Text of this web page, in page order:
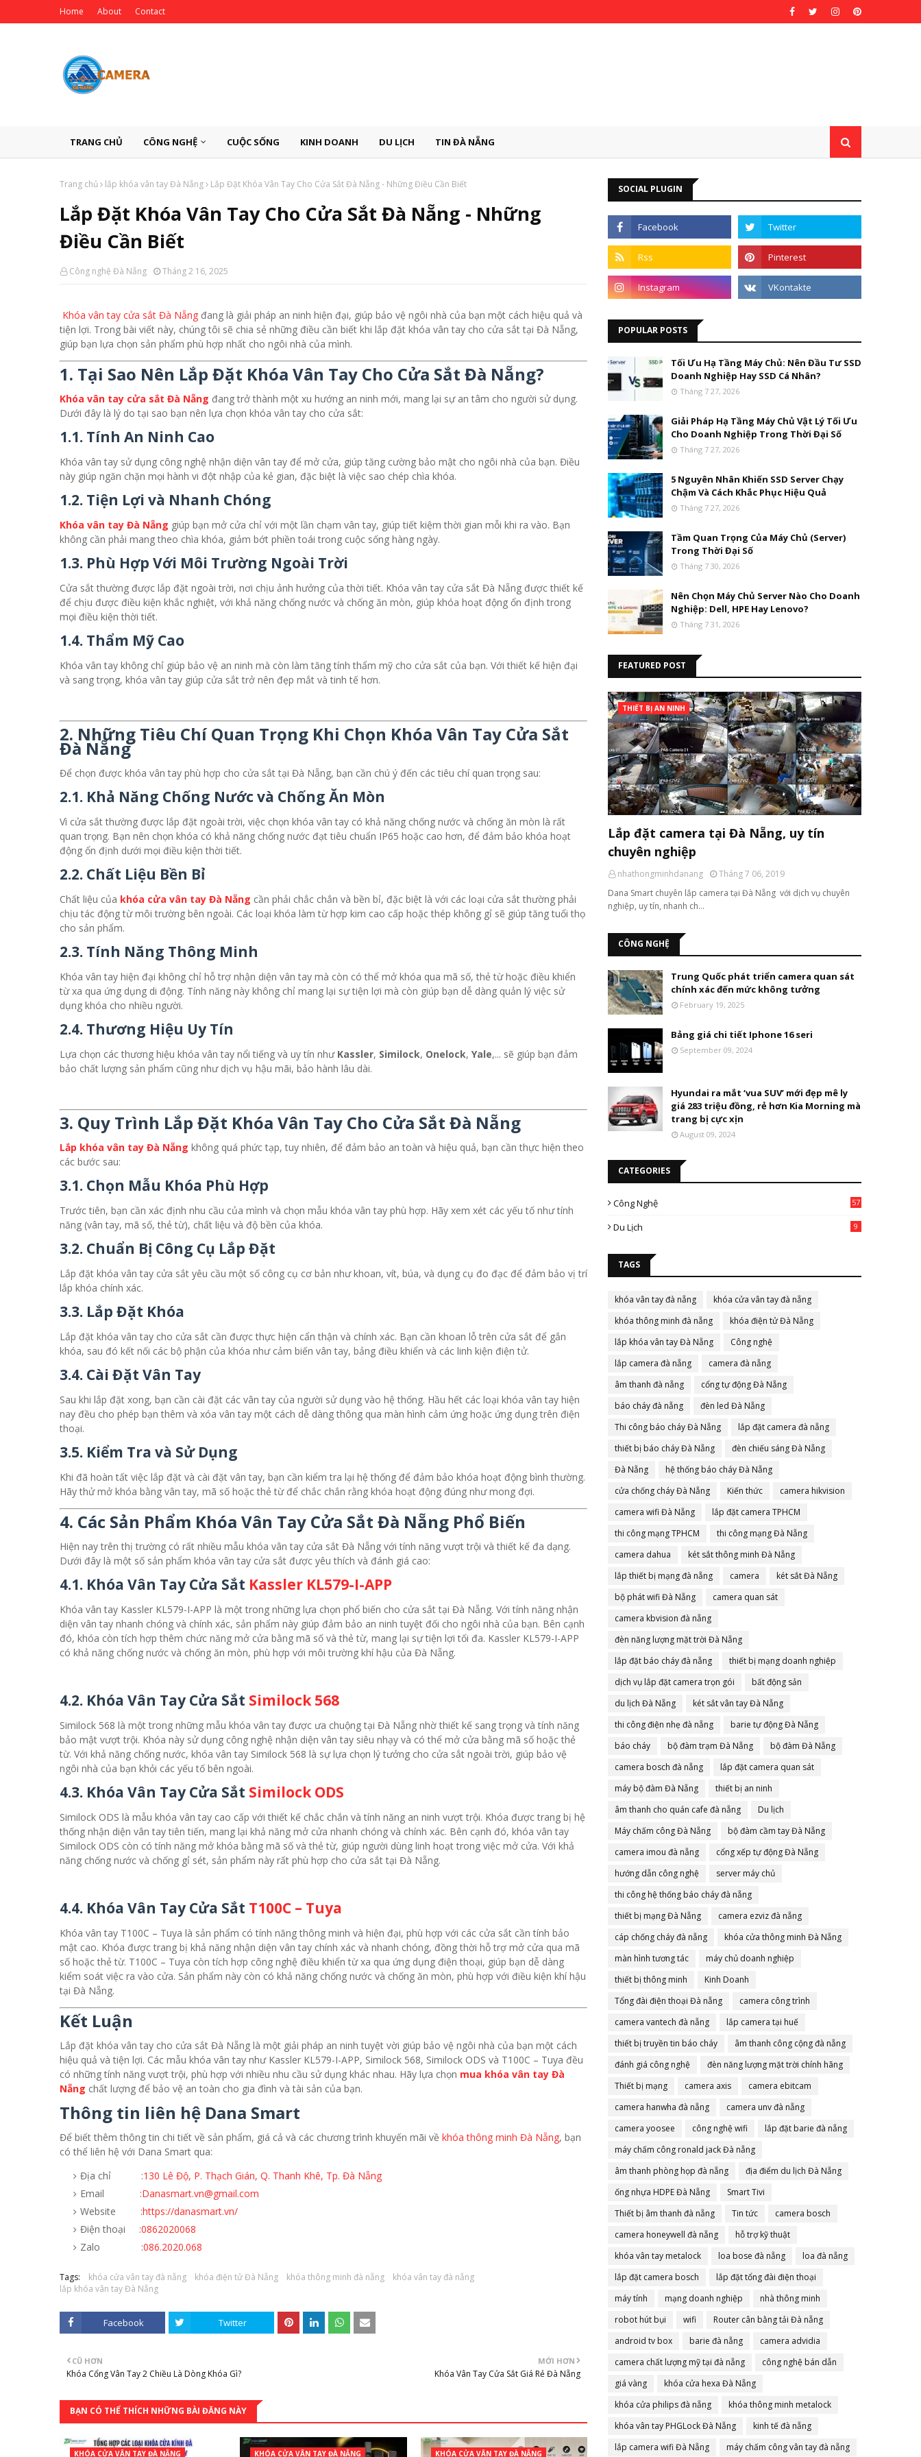
Home About Contact
TRANG CHỦ CÔNG NGHỆ CUỘC SỐNG KINH DOANH DU LỊCH TIN ĐÀ NẴNG
Trang chủ lắp khóa vân tay Đà Nẵng Lắp Đặt Khóa Vân Tay Cho Cửa Sắt Đà Nẵng - Những Điều Cần Biết
Lắp Đặt Khóa Vân Tay Cho Cửa Sắt Đà Nẵng - Những
Điều Cần Biết
Công nghệ Đà Nẵng Tháng 2 16, 2025
Khóa vân tay cửa sắt Đà Nẵng đang là giải pháp an ninh hiện đại, giúp bảo vệ ngôi nhà của bạn một cách hiệu quả và
tiện lợi. Trong bài viết này, chúng tôi sẽ chia sẻ những điều cần biết khi lắp đặt khóa vân tay cho cửa sắt tại Đà Nẵng,
giúp bạn lựa chọn sản phẩm phù hợp nhất cho ngôi nhà của mình.
1. Tại Sao Nên Lắp Đặt Khóa Vân Tay Cho Cửa Sắt Đà Nẵng?
Khóa vân tay cửa sắt Đà Nẵng đang trở thành một xu hướng an ninh mới, mang lại sự an tâm cho người sử dụng.
Dưới đây là lý do tại sao bạn nên lựa chọn khóa vân tay cho cửa sắt:
1.1. Tính An Ninh Cao
Khóa vân tay sử dụng công nghệ nhận diện vân tay để mở cửa, giúp tăng cường bảo mật cho ngôi nhà của bạn. Điều
này giúp ngăn chặn mọi hành vi đột nhập của kẻ gian, đặc biệt là việc sao chép chìa khóa.
1.2. Tiện Lợi và Nhanh Chóng
Khóa vân tay Đà Nẵng giúp bạn mở cửa chỉ với một lần chạm vân tay, giúp tiết kiệm thời gian mỗi khi ra vào. Bạn
không cần phải mang theo chìa khóa, giảm bớt phiền toái trong cuộc sống hàng ngày.
1.3. Phù Hợp Với Môi Trường Ngoài Trời
Cửa sắt thường được lắp đặt ngoài trời, nơi chịu ảnh hưởng của thời tiết. Khóa vân tay cửa sắt Đà Nẵng được thiết kế
để chịu được điều kiện khắc nghiệt, với khả năng chống nước và chống ăn mòn, giúp khóa hoạt động ổn định trong
mọi điều kiện thời tiết.
1.4. Thẩm Mỹ Cao
Khóa vân tay không chỉ giúp bảo vệ an ninh mà còn làm tăng tính thẩm mỹ cho cửa sắt của bạn. Với thiết kế hiện đại
và sang trọng, khóa vân tay giúp cửa sắt trở nên đẹp mắt và tinh tế hơn.
2. Những Tiêu Chí Quan Trọng Khi Chọn Khóa Vân Tay Cửa Sắt
Đà Nẵng
Để chọn được khóa vân tay phù hợp cho cửa sắt tại Đà Nẵng, bạn cần chú ý đến các tiêu chí quan trọng sau:
2.1. Khả Năng Chống Nước và Chống Ăn Mòn
Vì cửa sắt thường được lắp đặt ngoài trời, việc chọn khóa vân tay có khả năng chống nước và chống ăn mòn là rất
quan trọng. Bạn nên chọn khóa có khả năng chống nước đạt tiêu chuẩn IP65 hoặc cao hơn, để đảm bảo khóa hoạt
động ổn định dưới mọi điều kiện thời tiết.
2.2. Chất Liệu Bền Bỉ
Chất liệu của khóa cửa vân tay Đà Nẵng cần phải chắc chắn và bền bỉ, đặc biệt là với các loại cửa sắt thường phải
chịu tác động từ môi trường bên ngoài. Các loại khóa làm từ hợp kim cao cấp hoặc thép không gỉ sẽ giúp tăng tuổi thọ
cho sản phẩm.
2.3. Tính Năng Thông Minh
Khóa vân tay hiện đại không chỉ hỗ trợ nhận diện vân tay mà còn có thể mở khóa qua mã số, thẻ từ hoặc điều khiển
từ xa qua ứng dụng di động. Tính năng này không chỉ mang lại sự tiện lợi mà còn giúp bạn dễ dàng quản lý việc sử
dụng khóa cho nhiều người.
2.4. Thương Hiệu Uy Tín
Lựa chọn các thương hiệu khóa vân tay nổi tiếng và uy tín như Kassler, Similock, Onelock, Yale,... sẽ giúp bạn đảm
bảo chất lượng sản phẩm cũng như dịch vụ hậu mãi, bảo hành lâu dài.
3. Quy Trình Lắp Đặt Khóa Vân Tay Cho Cửa Sắt Đà Nẵng
Lắp khóa vân tay Đà Nẵng không quá phức tạp, tuy nhiên, để đảm bảo an toàn và hiệu quả, bạn cần thực hiện theo
các bước sau:
3.1. Chọn Mẫu Khóa Phù Hợp
Trước tiên, bạn cần xác định nhu cầu của mình và chọn mẫu khóa vân tay phù hợp. Hãy xem xét các yếu tố như tính
năng (vân tay, mã số, thẻ từ), chất liệu và độ bền của khóa.
3.2. Chuẩn Bị Công Cụ Lắp Đặt
Lắp đặt khóa vân tay cửa sắt yêu cầu một số công cụ cơ bản như khoan, vít, búa, và dụng cụ đo đạc để đảm bảo vị trí
lắp khóa chính xác.
3.3. Lắp Đặt Khóa
Lắp đặt khóa vân tay cho cửa sắt cần được thực hiện cẩn thận và chính xác. Bạn cần khoan lỗ trên cửa sắt để gắn
khóa, sau đó kết nối các bộ phận của khóa như cảm biến vân tay, bảng điều khiển và các linh kiện điện tử.
3.4. Cài Đặt Vân Tay
Sau khi lắp đặt xong, bạn cần cài đặt các vân tay của người sử dụng vào hệ thống. Hầu hết các loại khóa vân tay hiện
nay đều cho phép bạn thêm và xóa vân tay một cách dễ dàng thông qua màn hình cảm ứng hoặc ứng dụng trên điện
thoại.
3.5. Kiểm Tra và Sử Dụng
Khi đã hoàn tất việc lắp đặt và cài đặt vân tay, bạn cần kiểm tra lại hệ thống để đảm bảo khóa hoạt động bình thường.
Hãy thử mở khóa bằng vân tay, mã số hoặc thẻ từ để chắc chắn rằng khóa hoạt động đúng như mong đợi.
4. Các Sản Phẩm Khóa Vân Tay Cửa Sắt Đà Nẵng Phổ Biến
Hiện nay trên thị trường có rất nhiều mẫu khóa vân tay cửa sắt Đà Nẵng với tính năng vượt trội và thiết kế đa dạng.
Dưới đây là một số sản phẩm khóa vân tay cửa sắt được yêu thích và đánh giá cao:
4.1. Khóa Vân Tay Cửa Sắt Kassler KL579-I-APP
Khóa vân tay Kassler KL579-I-APP là một trong những lựa chọn phổ biến cho cửa sắt tại Đà Nẵng. Với tính năng nhận
diện vân tay nhanh chóng và chính xác, sản phẩm này giúp đảm bảo an ninh tuyệt đối cho ngôi nhà của bạn. Bên cạnh
đó, khóa còn tích hợp thêm chức năng mở cửa bằng mã số và thẻ từ, mang lại sự tiện lợi tối đa. Kassler KL579-I-APP
có khả năng chống nước và chống ăn mòn, phù hợp với môi trường khí hậu của Đà Nẵng.
4.2. Khóa Vân Tay Cửa Sắt Similock 568
Similock 568 là một trong những mẫu khóa vân tay được ưa chuộng tại Đà Nẵng nhờ thiết kế sang trọng và tính năng
bảo mật vượt trội. Khóa này sử dụng công nghệ nhận diện vân tay siêu nhạy và có thể mở cửa bằng mã số hoặc thẻ
từ. Với khả năng chống nước, khóa vân tay Similock 568 là sự lựa chọn lý tưởng cho cửa sắt ngoài trời, giúp bảo vệ
ngôi nhà của bạn khỏi các yếu tố bên ngoài.
4.3. Khóa Vân Tay Cửa Sắt Similock ODS
Similock ODS là mẫu khóa vân tay cao cấp với thiết kế chắc chắn và tính năng an ninh vượt trội. Khóa được trang bị hệ
thống nhận diện vân tay tiên tiến, mang lại khả năng mở cửa nhanh chóng và chính xác. Bên cạnh đó, khóa vân tay
Similock ODS còn có tính năng mở khóa bằng mã số và thẻ từ, giúp người dùng linh hoạt trong việc mở cửa. Với khả
năng chống nước và chống gỉ sét, sản phẩm này rất phù hợp cho cửa sắt tại Đà Nẵng.
4.4. Khóa Vân Tay Cửa Sắt T100C – Tuya
Khóa vân tay T100C – Tuya là sản phẩm có tính năng thông minh và hiện đại, phù hợp với các cửa sắt cần tính bảo
mật cao. Khóa được trang bị khả năng nhận diện vân tay chính xác và nhanh chóng, đồng thời hỗ trợ mở cửa qua mã
số hoặc thẻ từ. T100C – Tuya còn tích hợp công nghệ điều khiển từ xa qua ứng dụng điện thoại, giúp bạn dễ dàng
kiểm soát việc ra vào cửa. Sản phẩm này còn có khả năng chống nước và chống ăn mòn, phù hợp với điều kiện khí hậu
tại Đà Nẵng.
Kết Luận
Lắp đặt khóa vân tay cho cửa sắt Đà Nẵng là một giải pháp an ninh tuyệt vời giúp bảo vệ ngôi nhà của bạn một cách
hiệu quả và tiện lợi. Các mẫu khóa vân tay như Kassler KL579-I-APP, Similock 568, Similock ODS và T100C – Tuya đều
có những tính năng vượt trội, phù hợp với nhiều nhu cầu sử dụng khác nhau. Hãy lựa chọn mua khóa vân tay Đà
Nẵng chất lượng để bảo vệ an toàn cho gia đình và tài sản của bạn.
Thông tin liên hệ Dana Smart
Để biết thêm thông tin chi tiết về sản phẩm, giá cả và các chương trình khuyến mãi về khóa thông minh Đà Nẵng, bạn
có thể liên hệ với Dana Smart qua:
Địa chỉ :130 Lê Độ, P. Thạch Gián, Q. Thanh Khê, Tp. Đà Nẵng
Email :Danasmart.vn@gmail.com
Website :https://danasmart.vn/
Điện thoại :0862020068
Zalo :086.2020.068
Tags: khóa cửa vân tay đà nẵng khóa điện tử Đà Nẵng khóa thông minh đà nẵng
khóa vân tay đà nẵng
lắp khóa vân tay Đà Nẵng
Facebook Twitter
MỚI HƠN
Khóa Vân Tay Cửa Sắt Giá Rẻ Đà Nẵng
CŨ HƠN
Khóa Cổng Vân Tay 2 Chiều Là Dòng Khóa Gì?
BẠN CÓ THỂ THÍCH NHỮNG BÀI ĐĂNG NÀY
KHÓA CỬA VÂN TAY ĐÀ NẴNG KHÓA CỬA VÂN TAY ĐÀ NẴNG KHÓA CỬA VÂN TAY ĐÀ NẴNG
SOCIAL PLUGIN
POPULAR POSTS
Tối Ưu Hạ Tầng Máy Chủ: Nên Đầu Tư SSD
Doanh Nghiệp Hay SSD Cá Nhân?
Tháng 7 27, 2026
Giải Pháp Hạ Tầng Máy Chủ Vật Lý Tối Ưu
Cho Doanh Nghiệp Trong Thời Đại Số
Tháng 7 27, 2026
5 Nguyên Nhân Khiến SSD Server Chạy
Chậm Và Cách Khắc Phục Hiệu Quả
Tháng 7 27, 2026
Tầm Quan Trọng Của Máy Chủ (Server)
Trong Thời Đại Số
Tháng 7 30, 2026
Nên Chọn Máy Chủ Server Nào Cho Doanh
Nghiệp: Dell, HPE Hay Lenovo?
Tháng 7 31, 2026
FEATURED POST
THIẾT BỊ AN NINH
Lắp đặt camera tại Đà Nẵng, uy tín
chuyên nghiệp
nhathongminhdanang
Tháng 7 06, 2019
Dana Smart chuyên lắp camera tại Đà Nẵng với dịch vụ chuyên
nghiệp, uy tín, nhanh ch…
CÔNG NGHỆ
Trung Quốc phát triển camera quan sát
chính xác đến mức không tưởng
February 19, 2025
Bảng giá chi tiết Iphone 16 seri
September 09, 2024
Hyundai ra mắt ‘vua SUV’ mới đẹp mê ly
giá 283 triệu đồng, rẻ hơn Kia Morning mà
trang bị cực xịn
August 09, 2024
CATEGORIES
Công Nghệ 57
Du Lịch 9
TAGS
khóa vân tay đà nẵng
khóa cửa vân tay đà nẵng
khóa thông minh đà nẵng
khóa điện tử Đà Nẵng
lắp khóa vân tay Đà Nẵng
Công nghệ
lắp camera đà nẵng
camera đà nẵng
âm thanh đà nẵng
cổng tự động Đà Nẵng
báo cháy đà nẵng
đèn led Đà Nẵng
Thi công báo cháy Đà Nẵng
lắp đặt camera đà nẵng
thiết bị báo cháy Đà Nẵng
đèn chiếu sáng Đà Nẵng
Đà Nẵng
hệ thống báo cháy Đà Nẵng
cửa chống cháy Đà Nẵng
Kiến thức
camera hikvision
camera wifi Đà Nẵng
lắp đặt camera TPHCM
thi công mạng TPHCM
thi công mạng Đà Nẵng
camera dahua
két sắt thông minh Đà Nẵng
lắp thiết bị mạng đà nẵng
camera
két sắt Đà Nẵng
bộ phát wifi Đà Nẵng
camera quan sát
camera kbvision đà nẵng
đèn năng lượng mặt trời Đà Nẵng
lắp đặt báo cháy đà nẵng
thiết bị mạng doanh nghiệp
dịch vụ lắp đặt camera trọn gói
bất động sản
du lịch Đà Nẵng
két sắt vân tay Đà Nẵng
thi công điện nhẹ đà nẵng
barie tự động Đà Nẵng
báo cháy
bộ đàm trạm Đà Nẵng
bộ đàm Đà Nẵng
camera bosch đà nẵng
lắp đặt camera quan sát
máy bộ đàm Đà Nẵng
thiết bị an ninh
âm thanh cho quán cafe đà nẵng
Du lịch
Máy chấm công Đà Nẵng
bộ đàm cầm tay Đà Nẵng
camera imou đà nẵng
cổng xếp tự động Đà Nẵng
hướng dẫn công nghệ
server máy chủ
thi công hệ thống báo cháy đà nẵng
thiết bị mạng Đà Nẵng
camera ezviz đà nẵng
cáp chống cháy đà nẵng
khóa cửa thông minh Đà Nẵng
màn hình tương tác
máy chủ doanh nghiệp
thiết bị thông minh
Kinh Doanh
Tổng đài điện thoại Đà nẵng
camera công trình
camera vantech đà nẵng
lắp camera tại huế
thiết bị truyền tin báo cháy
âm thanh công cộng đà nẵng
đánh giá công nghệ
đèn năng lượng mặt trời chính hãng
Thiết bị mạng
camera axis
camera ebitcam
camera hanwha đà nẵng
camera unv đà nẵng
camera yoosee
công nghệ wifi
lắp đặt barie đà nẵng
máy chấm công ronald jack Đà nẵng
âm thanh phòng họp đà nẵng
địa điểm du lịch Đà Nẵng
ống nhựa HDPE Đà Nẵng
Smart Tivi
Thiết bị âm thanh đà nẵng
Tin tức
camera bosch
camera honeywell đà nẵng
hỗ trợ kỹ thuật
khóa vân tay metalock
loa bose đà nẵng
loa đà nẵng
lắp đặt camera bosch
lắp đặt tổng đài điện thoại
máy tính
mạng doanh nghiệp
nhà thông minh
robot hút bụi
wifi
Router cân bằng tải Đà nẵng
android tv box
barie đà nẵng
camera advidia
camera chất lượng mỹ tại đà nẵng
công nghệ bán dẫn
giá vàng
khóa cửa hexa Đà Nẵng
khóa cửa philips đà nẵng
khóa thông minh metalock
khóa vân tay PHGLock Đà Nẵng
kinh tế đà nẵng
lắp camera wifi Đà Nẵng
máy chấm công vân tay đà nẵng